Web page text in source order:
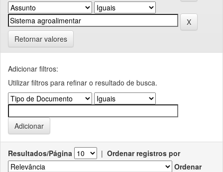
Retornar valores
Adicionar filtros:
Utilizar filtros para refinar o resultado de busca.
Resultados/Página | Ordenar registros por
Ordenar